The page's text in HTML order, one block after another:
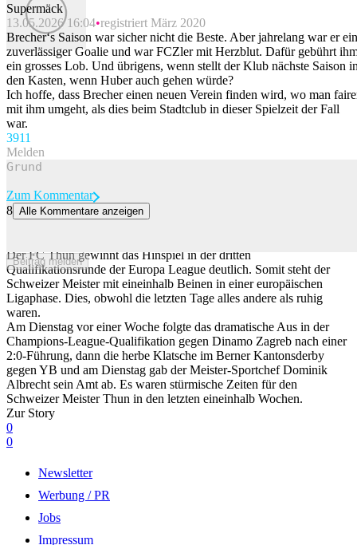
Supermäck
13.05.2026 16:04 registriert März 2020
Brecher‘s Saison war sicher nicht die Beste. Aber jahrelang war er ein
zuverlässiger Goalie und war FCZler mit Herzblut. Dafür gebührt
ein grosses Lob. Und übrigens, wenn stellt der Klub nächste Saison
den Kasten, wenn Huber auch gehen würde?
Ich hoffe, dass Brecher einen neuen Verein finden wird, wo man
mit ihm umgeht, als dies beim Stadtclub in dieser Spielzeit der Fall
war.
3911
Melden
Beitrag melden
Zum Kommentar
8 Alle Kommentare anzeigen
Der FC Thun gewinnt das Hinspiel in der dritten
Qualifikationsrunde der Europa League deutlich. Somit steht der
Schweizer Meister mit eineinhalb Beinen in einer europäischen
Ligaphase. Dies, obwohl die letzten Tage alles andere als ruhig
waren.
Am Dienstag vor einer Woche folgte das dramatische Aus in der
Champions-League-Qualifikation gegen Dinamo Zagreb nach einer
2:0-Führung, dann die herbe Klatsche im Berner Kantonsderby
gegen YB und am Dienstag gab der Meister-Sportchef Dominik
Albrecht sein Amt ab. Es waren stürmische Zeiten für den
Schweizer Meister Thun in den letzten eineinhalb Wochen.
Zur Story
0
0
Newsletter
Werbung / PR
Jobs
Impressum